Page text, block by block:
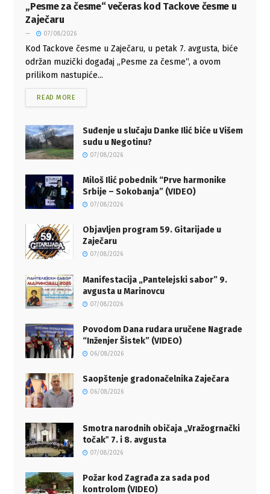
„Pesme za česme“ večeras kod Tackove česme u
Zaječaru
07/08/2026
Kod Tackove česme u Zaječaru, u petak 7. avgusta, biće
održan muzički događaj „Pesme za česme“, a ovom
prilikom nastupiće...
READ MORE
Suđenje u slučaju Danke Ilić biće u Višem
sudu u Negotinu?
07/08/2026
Miloš Ilić pobednik “Prve harmonike
Srbije – Sokobanja” (VIDEO)
07/08/2026
Objavljen program 59. Gitarijade u
Zaječaru
07/08/2026
Manifestacija „Pantelejski sabor” 9.
avgusta u Marinovcu
07/08/2026
Povodom Dana rudara uručene Nagrade
“Inženjer Šistek” (VIDEO)
06/08/2026
Saopštenje gradonačelnika Zaječara
06/08/2026
Smotra narodnih običaja „Vražogrnački
točakˮ 7. i 8. avgusta
07/08/2026
Požar kod Zagrađa za sada pod
kontrolom (VIDEO)